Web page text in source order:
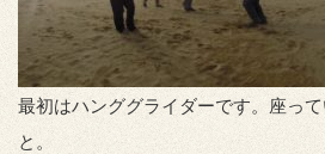
最初はハンググライダーです。座っ
と。